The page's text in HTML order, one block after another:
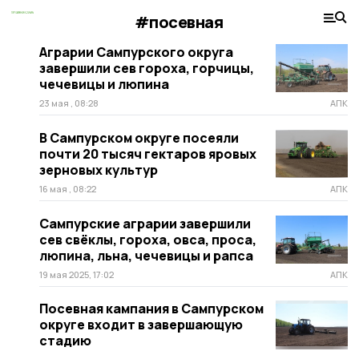
#посевная
Аграрии Сампурского округа
завершили сев гороха, горчицы,
чечевицы и люпина
23 мая , 08:28 АПК
В Сампурском округе посеяли
почти 20 тысяч гектаров яровых
зерновых культур
16 мая , 08:22 АПК
Сампурские аграрии завершили
сев свёклы, гороха, овса, проса,
люпина, льна, чечевицы и рапса
19 мая 2025, 17:02 АПК
Посевная кампания в Сампурском
округе входит в завершающую
стадию